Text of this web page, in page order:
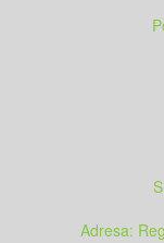
Adresa: